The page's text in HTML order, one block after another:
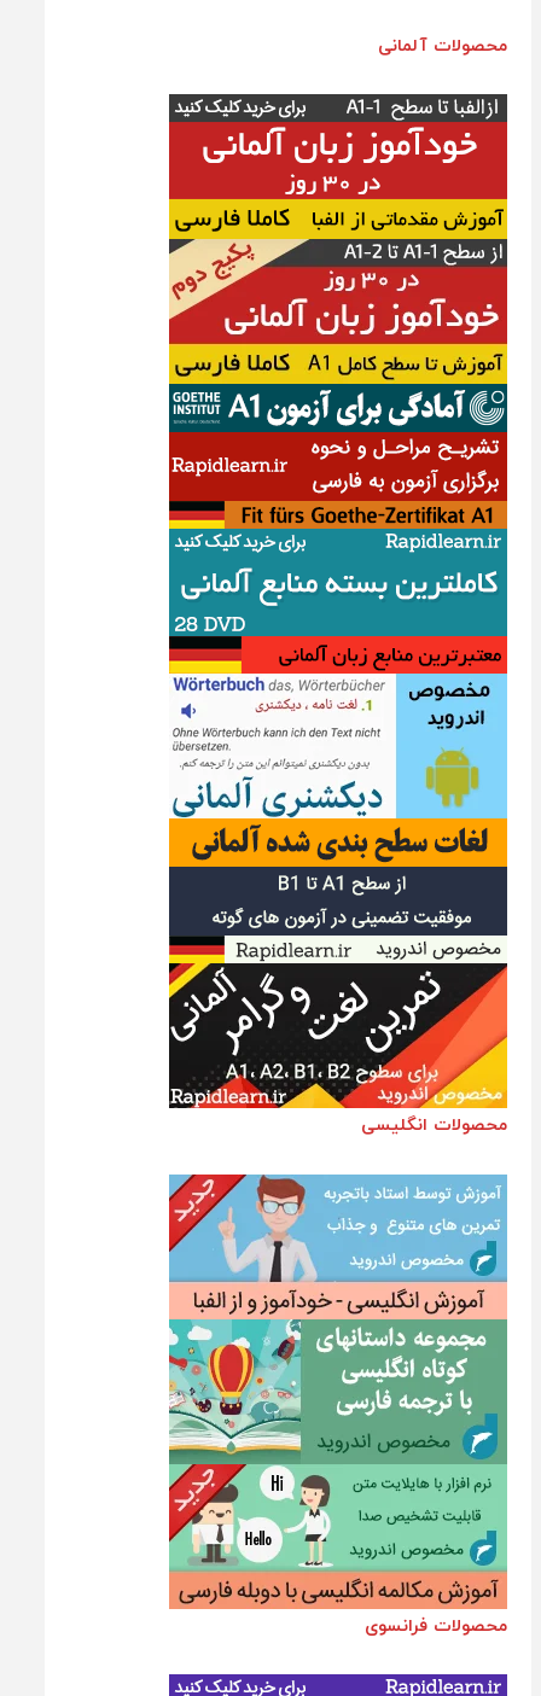
محصولات آلمانی
محصولات انگلیسی
محصولات فرانسوی